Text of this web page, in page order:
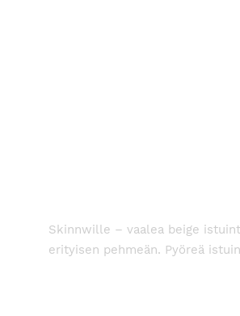
Skinnwille – vaalea beige
erityisen pehmeän. Pyöreä